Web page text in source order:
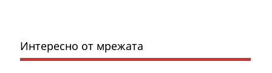
Интересно от мрежата